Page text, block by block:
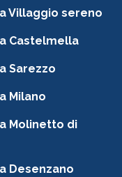
Villaggio sereno
Castelmella
Sarezzo
Milano
Molinetto di
Desenzano